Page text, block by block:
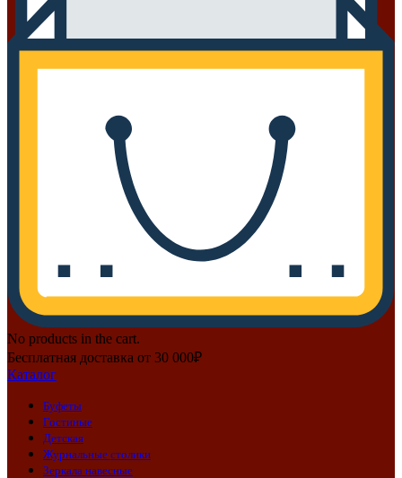
No products in the cart.
Бесплатная доставка от 30 000₽
Каталог
Буфеты
Гостиные
Детская
Журнальные столики
Зеркала навесные